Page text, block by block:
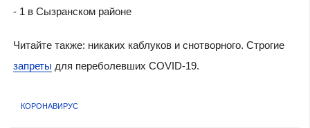
- 1 в Сызранском районе
Читайте также: никаких каблуков и снотворного. Строгие
запреты для переболевших COVID-19.
КОРОНАВИРУС